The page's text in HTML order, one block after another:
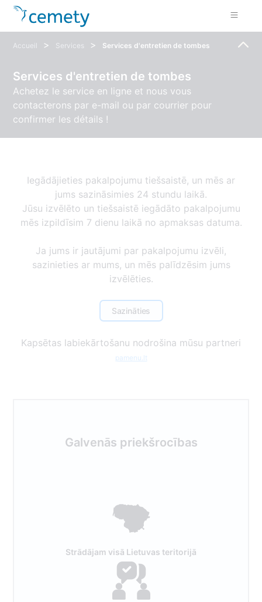
Accueil > Services > Services d'entretien de tombes
Services d'entretien de tombes
Achetez le service en ligne et nous vous
contacterons par e-mail ou par courrier pour
confirmer les détails !
Iegādājieties pakalpojumu tiešsaistē, un mēs ar
jums sazināsimies 24 stundu laikā.
Jūsu izvēlēto un tiešsaistē iegādāto pakalpojumu
mēs izpildīsim 7 dienu laikā no apmaksas datuma.
Ja jums ir jautājumi par pakalpojumu izvēli,
sazinieties ar mums, un mēs palīdzēsim jums
izvēlēties.
Sazināties
Kapsētas labiekārtošanu nodrošina mūsu partneri
pamenu.lt
Galvenās priekšrocības
Strādājam visā Lietuvas teritorijā